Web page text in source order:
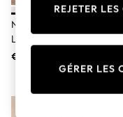
Vests
All Swimwear
Ponchos &
Sun Hats &
Polo Shirts
Noir/Blanc/Pastel Rose
Lot De 3 Soutiens-Gorge
Coton Blend Ultimate
€ 21
GÉRER LES
REJETER